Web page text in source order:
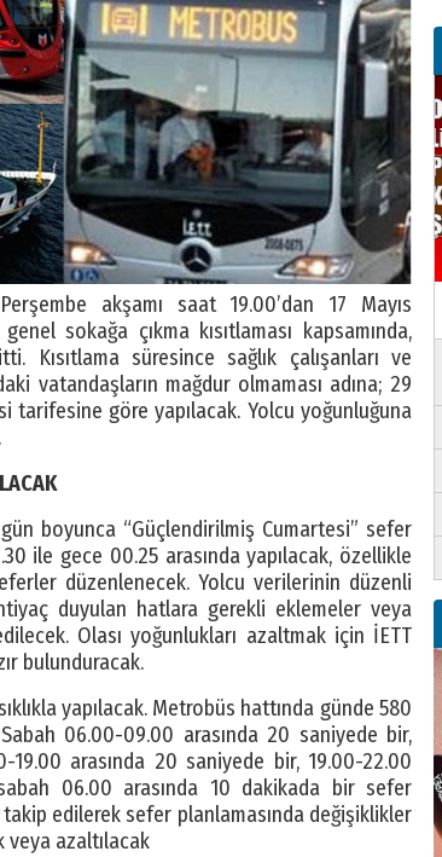
akşamı saat 19.00’dan 17 Mayıs
sokağa çıkma kısıtlaması kapsamında,
Kısıtlama süresince sağlık çalışanları ve
vatandaşların mağdur olmaması adına; 29
göre yapılacak. Yolcu yoğunluğuna
boyunca “Güçlendirilmiş Cumartesi” sefer
ile gece 00.25 arasında yapılacak, özellikle
düzenlenecek. Yolcu verilerinin düzenli
duyulan hatlara gerekli eklemeler veya
Olası yoğunlukları azaltmak için İETT
bulunduracak.
yapılacak. Metrobüs hattında günde 580
06.00-09.00 arasında 20 saniyede bir,
19.00 arasında 20 saniyede bir, 19.00-22.00
06.00 arasında 10 dakikada bir sefer
edilerek sefer planlamasında değişiklikler
veya azaltılacak